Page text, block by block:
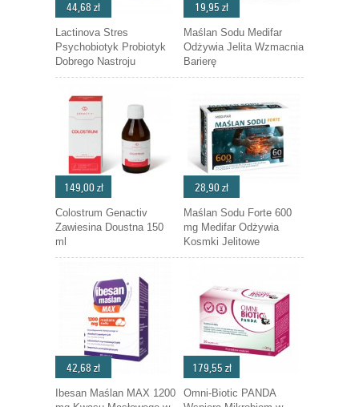
44,68 zł
Lactinova Stres
Psychobiotyk Probiotyk
Dobrego Nastroju
19,95 zł
Maślan Sodu Medifar
Odżywia Jelita Wzmacnia
Barierę
149,00 zł
Colostrum Genactiv
Zawiesina Doustna 150
ml
28,90 zł
Maślan Sodu Forte 600
mg Medifar Odżywia
Kosmki Jelitowe
42,68 zł
Ibesan Maślan MAX 1200
179,55 zł
Omni-Biotic PANDA